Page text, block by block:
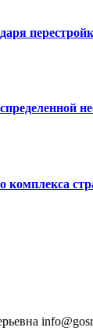
комплекса